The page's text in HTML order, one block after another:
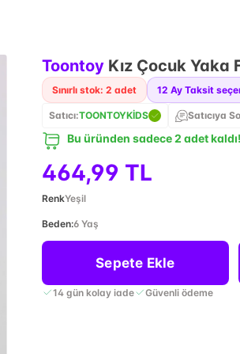
Toontoy Kız Çocuk Yaka
Sınırlı stok: 2 adet 12 Ay Taksit
Satıcı:TOONTOYKİDS Satıcıya
Bu üründen sadece 2 adet kaldı!
464,99 TL
RenkYeşil
Beden:6 Yaş
Sepete Ekle
14 gün kolay iade Güvenli ödeme